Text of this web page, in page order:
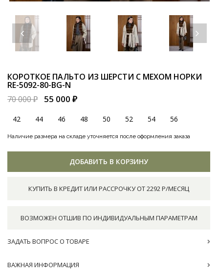
КОРОТКОЕ ПАЛЬТО ИЗ ШЕРСТИ С МЕХОМ НОРКИ
RE-5092-80-BG-N
70 000 ₽
55 000 ₽
42 44 46 48 50 52 54 56
Наличие размера на складе уточняется после оформления заказа
ДОБАВИТЬ В КОРЗИНУ
КУПИТЬ В КРЕДИТ ИЛИ РАССРОЧКУ ОТ 2292 Р/МЕСЯЦ
ВОЗМОЖЕН ОТШИВ ПО ИНДИВИДУАЛЬНЫМ ПАРАМЕТРАМ
ЗАДАТЬ ВОПРОС О ТОВАРЕ
ВАЖНАЯ ИНФОРМАЦИЯ